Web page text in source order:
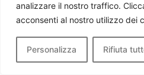
analizzare il nostro traffico.
acconsenti al nostro utilizzo dei
Personalizza Rifiuta